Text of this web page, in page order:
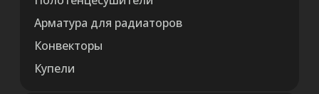
Арматура для радиаторов
Конвекторы
Купели